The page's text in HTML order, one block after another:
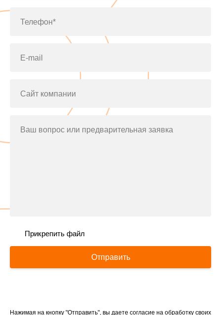
Телефон*
E-mail
Сайт компании
Ваш вопрос или предварительная заявка
Прикрепить файл
Отправить
Нажимая на кнопку "Отправить", вы даете согласие на обработку своих